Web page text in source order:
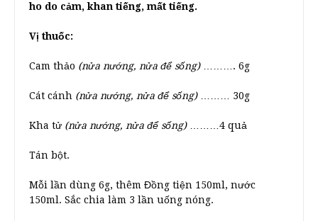
ho do cảm, khan tiếng, mất tiếng.
Vị thuốc:
Cam thảo (nửa nướng, nửa để sống)………. 6g
Cát cánh (nửa nướng, nửa để sống)……… 30g
Kha tử (nửa nướng, nửa để sống)………4 quả
Tán bột.
Mỗi lần dùng 6g, thêm Đồng tiện 150ml, nước
150ml. Sắc chia làm 3 lần uống nóng.